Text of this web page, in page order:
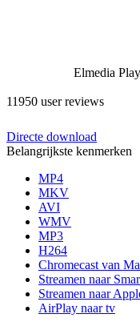
Elmedia
11950 user reviews
Directe download
Belangrijkste kenmerken
MP4
MKV
AVI
WMV
MP3
H264
Chromecast van
Streamen naar
Streamen naar
AirPlay naar tv